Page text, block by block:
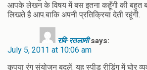
आपके लेखन के विषय में बस इतना कहूँगी की बहुत
लिखते है आप.बाकि अपनी प्रतिक्रिया देती रहूंगी.
रवि-रतलामी says:
July 5, 2011 at 10:06 am
कृपया रंग संयोजन बदलें. यह स्पीड रीडिंग में घोर